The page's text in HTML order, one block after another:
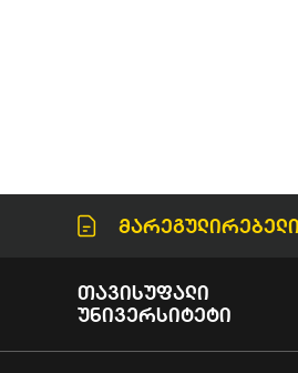
Თავისუფალი
Უნივერსიტეტი